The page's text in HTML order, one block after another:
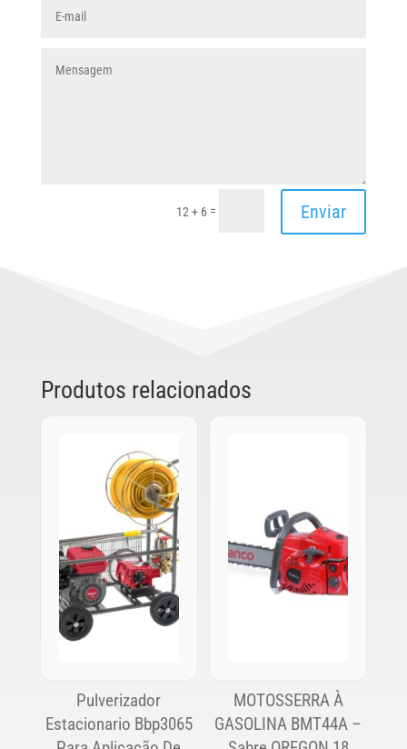
12 + 6 = Enviar
Produtos relacionados
Pulverizador
Estacionario Bbp3065
MOTOSSERRA À
GASOLINA BMT44A –